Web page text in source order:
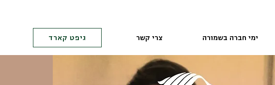
גיפט קארד צרי קשר ימי חברה בשמורה